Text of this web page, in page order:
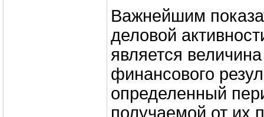
Важнейшим
деловой
является
финансового
определенный
получаемой от их